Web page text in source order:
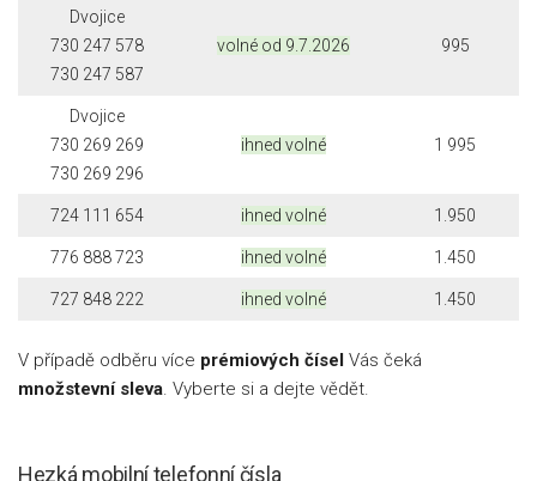
Dvojice
730 247 578
730 247 587
volné od 9.7.2026 995
Dvojice
730 269 269
730 269 296
ihned volné 1 995
724 111 654 ihned volné 1.950
776 888 723 ihned volné 1.450
727 848 222 ihned volné 1.450
V případě odběru více prémiových čísel Vás čeká
množstevní sleva. Vyberte si a dejte vědět.
Hezká mobilní telefonní čísla